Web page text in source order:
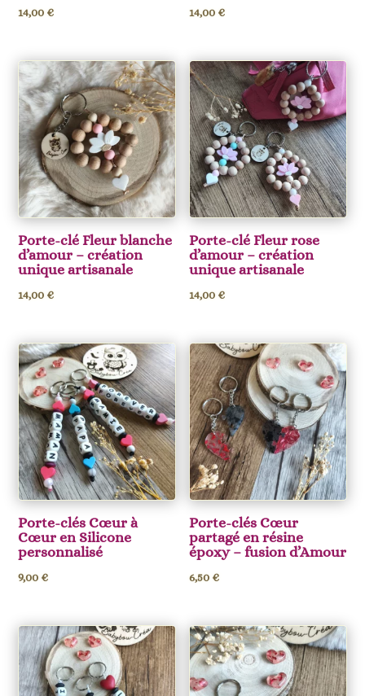
14,00 € 14,00 €
Porte-clé Fleur blanche
d’amour – création
unique artisanale
14,00 €
Porte-clé Fleur rose
d’amour – création
unique artisanale
14,00 €
Porte-clés Cœur à
Cœur en Silicone
personnalisé
9,00 €
Porte-clés Cœur
partagé en résine
époxy – fusion d’Amour
6,50 €